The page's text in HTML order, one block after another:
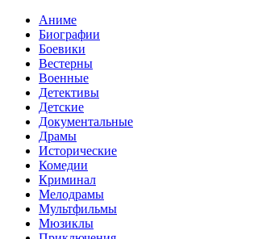
Аниме
Биографии
Боевики
Вестерны
Военные
Детективы
Детские
Документальные
Драмы
Исторические
Комедии
Криминал
Мелодрамы
Мультфильмы
Мюзиклы